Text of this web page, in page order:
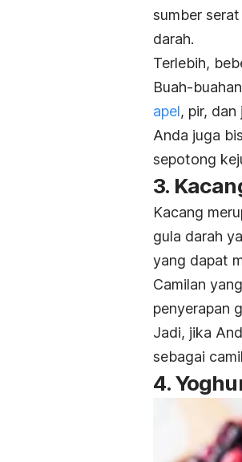
sumber
darah.
Terlebih,
Buah-
apel, pir, dan
Anda juga
sepotong
3.
Kacang
gula darah
yang dapat
Camilan
penyerapan
Jadi, jika
sebagai
4.